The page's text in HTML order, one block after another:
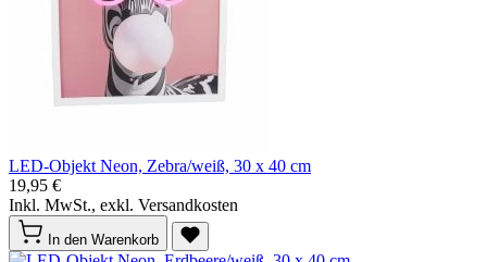
LED-Objekt Neon, Zebra/weiß, 30 x 40 cm
19,95 €
Inkl. MwSt., exkl. Versandkosten
In den Warenkorb